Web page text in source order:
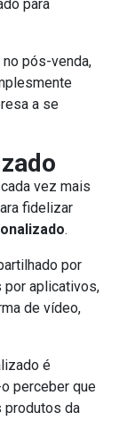
para
pós-venda,
a se
vez mais
fidelizar
.
por
por aplicativos,
de vídeo,
é
perceber que
produtos da